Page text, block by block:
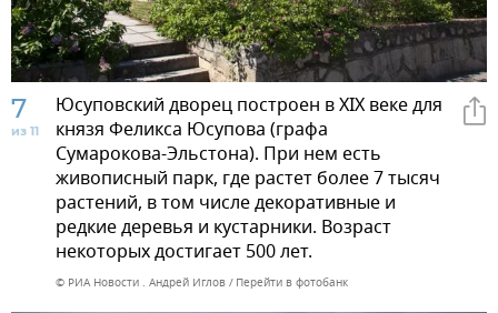
7
из 11
Юсуповский дворец построен в XIX веке для
князя Феликса Юсупова (графа
Сумарокова-Эльстона). При нем есть
живописный парк, где растет более 7 тысяч
растений, в том числе декоративные и
редкие деревья и кустарники. Возраст
некоторых достигает 500 лет.
© РИА Новости . Андрей Иглов Перейти в фотобанк